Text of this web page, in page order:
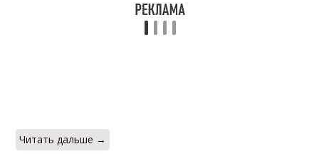
Читать дальше →